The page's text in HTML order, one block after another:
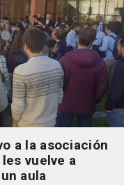
a la asociación
vuelve a
aula